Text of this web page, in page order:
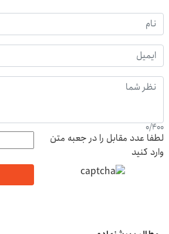
0/400
لطفا عدد مقابل را در جعبه متن
وارد کنید